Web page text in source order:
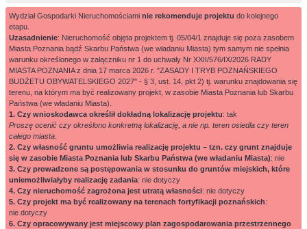
Wydział Gospodarki Nieruchomościami nie rekomenduje projektu do kolejnego
etapu.
Uzasadnienie: Nieruchomość objęta projektem tj. 05/04/1 znajduje się poza zasobem
Miasta Poznania bądź Skarbu Państwa (we władaniu Miasta) tym samym nie spełnia
warunku określonego w załączniku nr 1 do uchwały Nr XXII/576/IX/2026 RADY
MIASTA POZNANIA z dnia 17 marca 2026 r. "ZASADY I TRYB POZNAŃSKIEGO
BUDŻETU OBYWATELSKIEGO 2027" - § 3, ust. 14, pkt 2) tj. warunku znajdowania się
terenu, na którym ma być realizowany projekt, w zasobie Miasta Poznania lub Skarbu
Państwa (we władaniu Miasta).
1. Czy wnioskodawca określił dokładną lokalizację projektu: tak
Proszę ocenić czy określono konkretną lokalizację, a nie np. teren osiedla czy teren
całego miasta.
2. Czy własność gruntu umożliwia realizację projektu – tzn. czy grunt znajduje
się w zasobie Miasta Poznania lub Skarbu Państwa (we władaniu Miasta): nie
3. Czy prowadzone są postępowania w stosunku do gruntów miejskich, które
uniemożliwiałyby realizację zadania: nie dotyczy
4. Czy nieruchomość zagrożona jest utratą własności: nie dotyczy
5. Czy projekt ma być realizowany na terenach fortyfikacji poznańskich:
nie dotyczy
6. Czy opracowywany jest miejscowy plan zagospodarowania przestrzennego